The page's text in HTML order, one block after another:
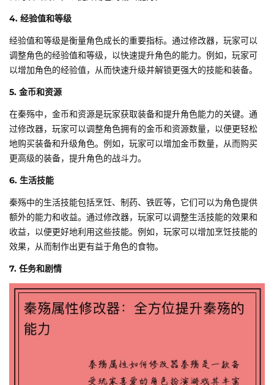
4. 经验值和等级
经验值和等级是衡量角色成长的重要指标。通过修改器，玩家可以
调整角色的经验值和等级，以快速提升角色的能力。例如，玩家可
以增加角色的经验值，从而快速升级并解锁更强大的技能和装备。
5. 金币和资源
在秦殇中，金币和资源是玩家获取装备和提升角色能力的关键。通
过修改器，玩家可以调整角色拥有的金币和资源数量，以便更轻松
地购买装备和升级角色。例如，玩家可以增加金币数量，从而购买
更高级的装备，提升角色的战斗力。
6. 生活技能
秦殇中的生活技能包括烹饪、制药、铁匠等，它们可以为角色提供
额外的能力和收益。通过修改器，玩家可以调整生活技能的效果和
收益，以便更好地利用这些技能。例如，玩家可以增加烹饪技能的
效果，从而制作出更有益于角色的食物。
7. 任务和剧情